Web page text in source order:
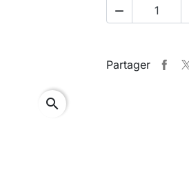
search

Partager